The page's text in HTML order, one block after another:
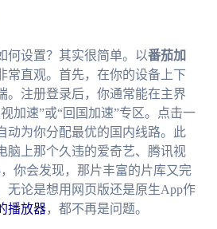
何设置？其实很简单。以番茄加
常直观。首先，在你的设备上下
。注册登录后，你通常能在主界
加速”或“回国加速”专区。点击一
动为你分配最优的国内线路。此
脑上那个久违的爱奇艺、腾讯视
你会发现，那片丰富的片库又完
无论是想用网页版还是原生App作
播放器，都不再是问题。